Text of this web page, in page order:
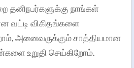
தனிநபர்களுக்கு நாங்கள்
வட்டி விகிதங்களை
அனைவருக்கும் சாத்தியமான
உறுதி செய்கிறோம்.